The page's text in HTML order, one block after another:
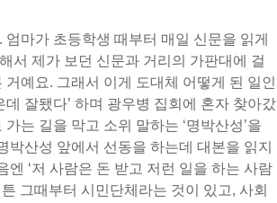
마가 초등학생 때부터 매일 신문을 읽게
서 제가 보던 신문과 거리의 가판대에 걸
예요. 그래서 이게 도대체 어떻게 된 일인
잘됐다’ 하며 광우병 집회에 혼자 찾아갔
는 길을 막고 소위 말하는 ‘명박산성’을
산성 앞에서 선동을 하는데 대본을 읽지
엔 ‘저 사람은 돈 받고 저런 일을 하는 사람
그때부터 시민단체라는 것이 있고, 사회